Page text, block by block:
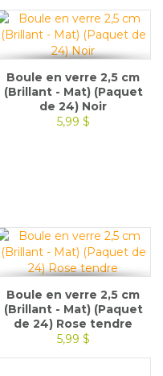
Boule en verre 2,5 cm
(Brillant - Mat) (Paquet
de 24) Noir
5,99 $
Boule en verre 2,5 cm
(Brillant - Mat) (Paquet
de 24) Rose tendre
5,99 $